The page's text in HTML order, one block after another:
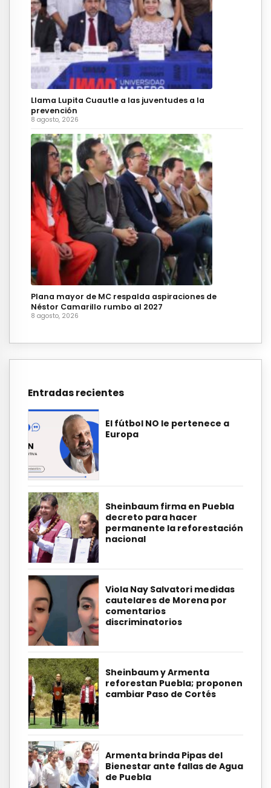
Llama Lupita Cuautle a las juventudes a la
prevención
8 agosto, 2026
Plana mayor de MC respalda aspiraciones de
Néstor Camarillo rumbo al 2027
8 agosto, 2026
Entradas recientes
El fútbol NO le pertenece a
Europa
Sheinbaum firma en Puebla
decreto para hacer
permanente la reforestación
nacional
Viola Nay Salvatori medidas
cautelares de Morena por
comentarios
discriminatorios
Sheinbaum y Armenta
reforestan Puebla; proponen
cambiar Paso de Cortés
Armenta brinda Pipas del
Bienestar ante fallas de Agua
de Puebla